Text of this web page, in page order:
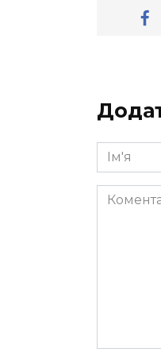
Ім'я
*
Коментар